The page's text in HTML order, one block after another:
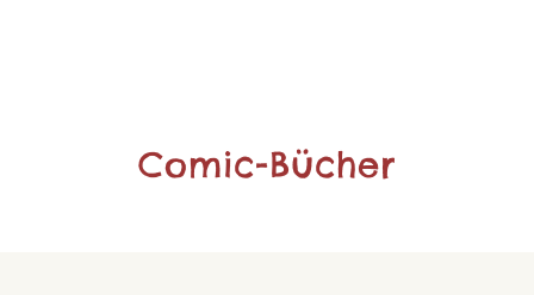
Comic-Bücher